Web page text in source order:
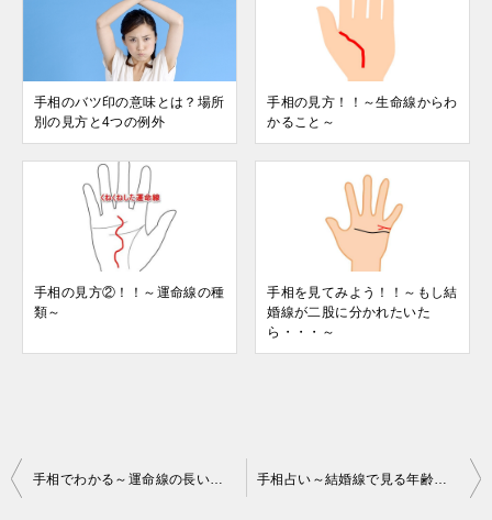
手相のバツ印の意味とは？場所
別の見方と4つの例外
手相の見方！！～生命線からわ
かること～
手相の見方②！！～運命線の種
類～
手相を見てみよう！！～もし結
婚線が二股に分かれたいた
ら・・・～
投